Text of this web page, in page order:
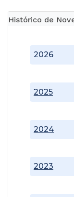
Histórico de
2023
2024
2025
2026